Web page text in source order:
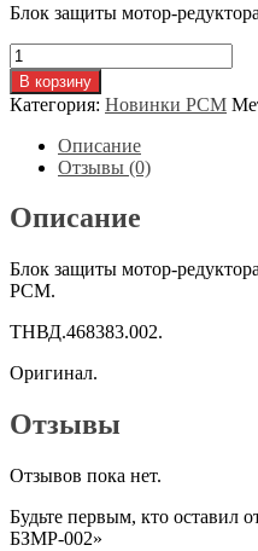
Блок защиты мотор-
Количество
товара
Блок
защиты
БЗМР-002
В корзину
Категория: Новинки РСМ
Описание
Отзывы (0)
Описание
Блок защиты мотор-
РСМ.
ТНВД.468383.002.
Оригинал.
Отзывы
Отзывов пока нет.
Будьте первым, кто оставил
БЗМР-002»